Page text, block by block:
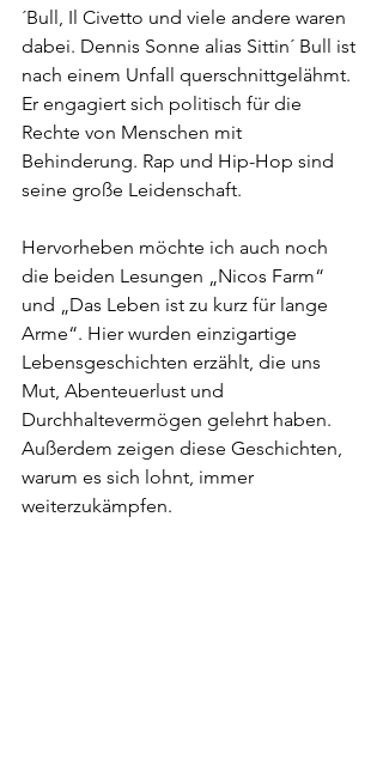
´Bull, Il Civetto und viele andere waren
dabei. Dennis Sonne alias Sittin´ Bull ist
nach einem Unfall querschnittgelähmt.
Er engagiert sich politisch für die
Rechte von Menschen mit
Behinderung. Rap und Hip-Hop sind
seine große Leidenschaft.
Hervorheben möchte ich auch noch
die beiden Lesungen „Nicos Farm“
und „Das Leben ist zu kurz für lange
Arme“. Hier wurden einzigartige
Lebensgeschichten erzählt, die uns
Mut, Abenteuerlust und
Durchhaltevermögen gelehrt haben.
Außerdem zeigen diese Geschichten,
warum es sich lohnt, immer
weiterzukämpfen.